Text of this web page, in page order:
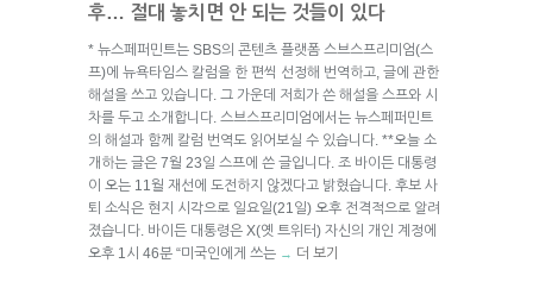
후… 절대 놓치면 안 되는 것들이 있다
* 뉴스페퍼민트는 SBS의 콘텐츠 플랫폼 스브스프리미엄(스
프)에 뉴욕타임스 칼럼을 한 편씩 선정해 번역하고, 글에 관한
해설을 쓰고 있습니다. 그 가운데 저희가 쓴 해설을 스프와 시
차를 두고 소개합니다. 스브스프리미엄에서는 뉴스페퍼민트
의 해설과 함께 칼럼 번역도 읽어보실 수 있습니다. **오늘 소
개하는 글은 7월 23일 스프에 쓴 글입니다. 조 바이든 대통령
이 오는 11월 재선에 도전하지 않겠다고 밝혔습니다. 후보 사
퇴 소식은 현지 시각으로 일요일(21일) 오후 전격적으로 알려
졌습니다. 바이든 대통령은 X(옛 트위터) 자신의 개인 계정에
오후 1시 46분 “미국인에게 쓰는 → 더 보기